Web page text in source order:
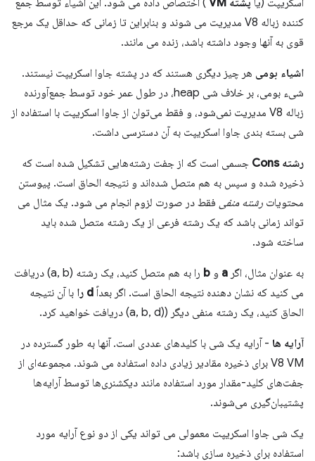
کننده زباله V8 مدیریت می شوند و بنابراین تا زمانی که حداقل یک مرجع
قوی به آنها وجود داشته باشد، زنده می مانند.
اشیاء بومی هر چیز دیگری هستند که در پشته جاوا اسکریپت نیستند.
شیء بومی، بر خلاف شی heap، در طول عمر خود توسط جمع‌آورنده
زباله V8 مدیریت نمی‌شود، و فقط می‌توان از جاوا اسکریپت با استفاده از
شی بسته بندی جاوا اسکریپت به آن دسترسی داشت.
رشته Cons
جسمی است که از جفت رشته‌هایی تشکیل شده است که
ذخیره شده و سپس به هم متصل شده‌اند و نتیجه الحاق است. پیوستن
محتویات رشته منفی فقط در صورت لزوم انجام می شود. یک مثال می
تواند زمانی باشد که یک رشته فرعی از یک رشته متصل شده باید
ساخته شود.
به عنوان مثال، اگر a و b
را به هم متصل کنید، یک رشته (a, b) دریافت
می کنید که نشان دهنده نتیجه الحاق است. اگر بعداً d را
با آن نتیجه
الحاق کنید، یک رشته منفی دیگر ((a, b, d) دریافت خواهید کرد.
آرایه ها - آرایه یک شی با کلیدهای عددی است. آنها به طور گسترده در
V8 VM برای ذخیره مقادیر زیادی داده استفاده می شوند. مجموعه‌ای از
جفت‌های کلید-مقدار مورد استفاده مانند دیکشنری‌ها توسط آرایه‌ها
پشتیبان‌گیری می‌شوند.
یک شی جاوا اسکریپت معمولی می تواند یکی از دو نوع آرایه مورد
استفاده برای ذخیره سازی باشد: